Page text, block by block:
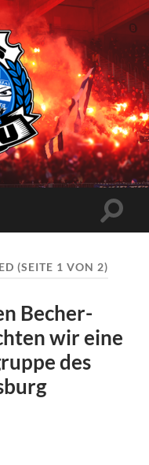
(SEITE 1 VON 2)
Becher-
wir eine
des